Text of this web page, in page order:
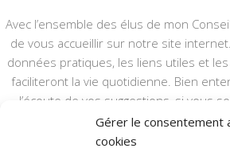
Gérer le consentement
cookies
Avec l’ensemble des élus de mon
de vous accueillir sur notre site
données pratiques, les liens utiles et
faciliteront la vie quotidienne. Bien
l’écoute de vos suggestions, si vous
rubriques ou nos
Ce type de communication vient en